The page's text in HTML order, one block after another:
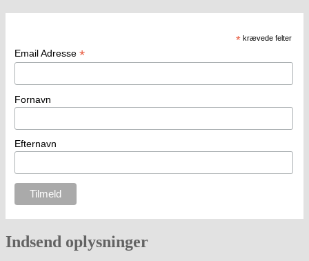
* krævede felter
Email Adresse *
Fornavn
Efternavn
Indsend oplysninger